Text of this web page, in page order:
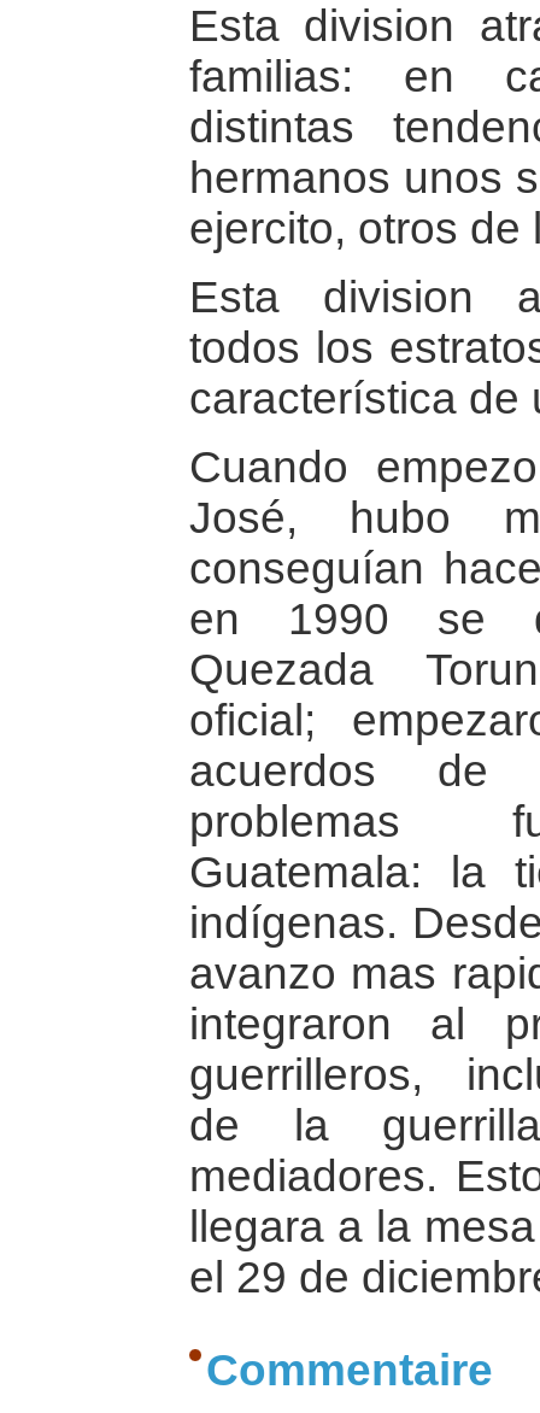
Esta division
familias: en
distintas
hermanos unos
ejercito, otros
Esta division
todos los
característica de
Cuando
José, hubo
conseguían
en 1990 se
Quezada
oficial;
acuerdos de
problemas
Guatemala: la
indígenas.
avanzo mas
integraron al
guerrilleros,
de la
mediadores.
llegara a la
el 29 de
Commentaire